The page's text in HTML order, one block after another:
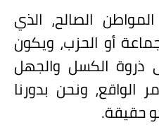
الصالح، الذي
أو الحزب، ويكون
ذروة الكسل والجهل
الواقع، ونحن بدورنا
حقيقة.